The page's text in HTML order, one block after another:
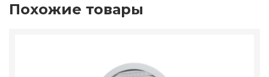
Похожие товары